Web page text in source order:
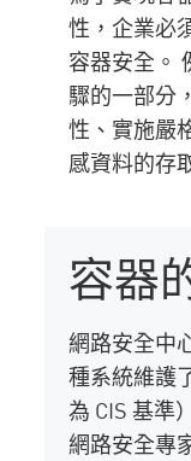
性，企業必
容器安全。
驟的一部分
性、實施嚴
感資料的存
容器
網路安全中
種系統維護
為 CIS 基準
網路安全專